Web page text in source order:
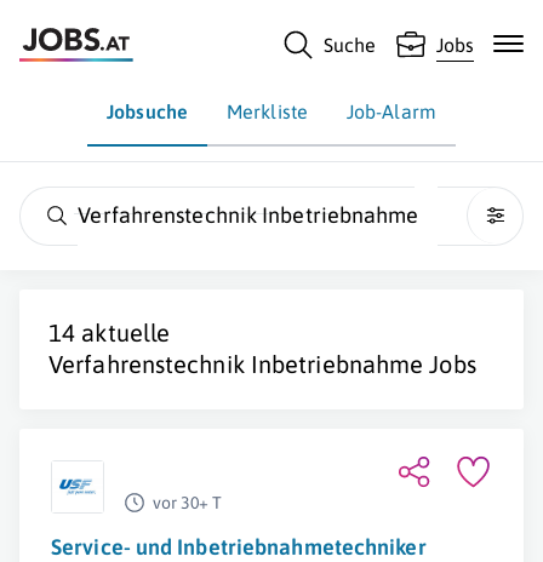
Suche Jobs
Jobsuche Merkliste Job-Alarm
Verfahrenstechnik Inbetriebnahme
14 aktuelle
Verfahrenstechnik Inbetriebnahme Jobs
vor 30+ T
Service- und Inbetriebnahmetechniker